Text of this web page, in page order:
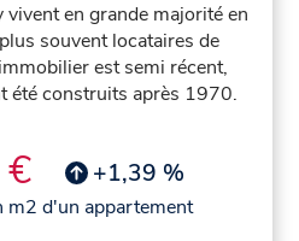
en grande majorité en
souvent locataires de
est semi récent,
été construits après 1970.
€ +1,39 %
m2 d'un appartement